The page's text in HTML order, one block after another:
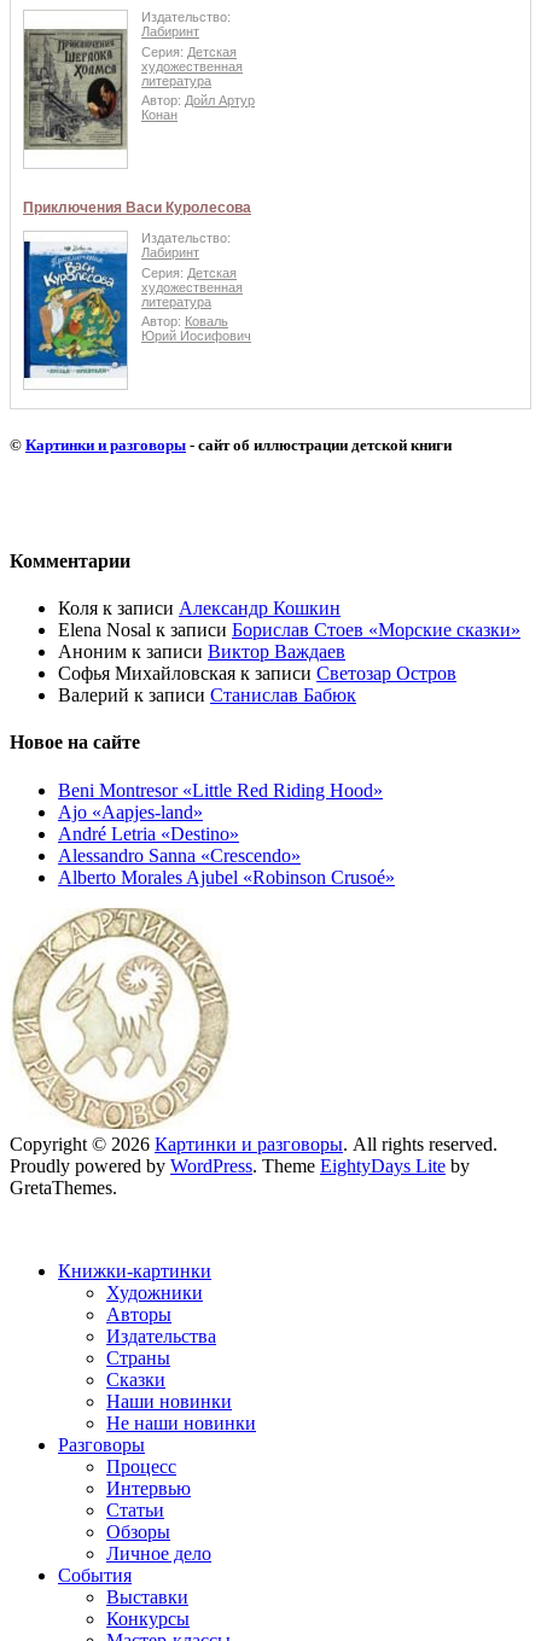
Издательство:
Лабиринт
Серия: Детская
художественная
литература
Автор: Дойл Артур
Конан
Приключения Васи Куролесова
Издательство:
Лабиринт
Серия: Детская
художественная
литература
Автор: Коваль
Юрий Иосифович
© Картинки и разговоры - сайт об иллюстрации детской книги
Комментарии
Коля к записи Александр Кошкин
Elena Nosal к записи Борислав Стоев «Морские сказки»
Аноним к записи Виктор Важдаев
Софья Михайловская к записи Светозар Остров
Валерий к записи Станислав Бабюк
Новое на сайте
Beni Montresor «Little Red Riding Hood»
Ajo «Aapjes-land»
André Letria «Destino»
Alessandro Sanna «Crescendo»
Alberto Morales Ajubel «Robinson Crusoé»
Copyright © 2026 Картинки и разговоры. All rights reserved.
Proudly powered by WordPress. Theme EightyDays Lite by
GretaThemes.
Книжки-картинки
Художники
Авторы
Издательства
Страны
Сказки
Наши новинки
Не наши новинки
Разговоры
Процесс
Интервью
Статьи
Обзоры
Личное дело
События
Выставки
Конкурсы